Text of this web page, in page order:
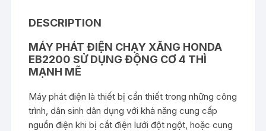
DESCRIPTION
MÁY PHÁT ĐIỆN CHẠY XĂNG HONDA
EB2200 SỬ DỤNG ĐỘNG CƠ 4 THÌ
MẠNH MẼ
Máy phát điện là thiết bị cần thiết trong những công
trình, dân sinh dân dụng với khả năng cung cấp
nguồn điện khi bị cắt điện lưới đột ngột, hoặc cung